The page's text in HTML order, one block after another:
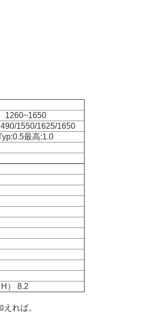
1260~1650
1550/1625/1650
最高:1.0
） 8.2
れば。